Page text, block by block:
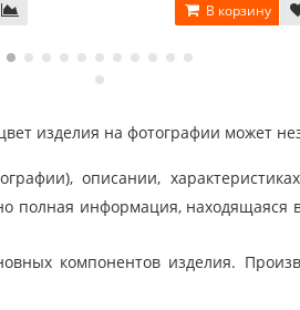
В корзину
изделия на фотографии может
описании,
полная информация,
компонентов изделия.